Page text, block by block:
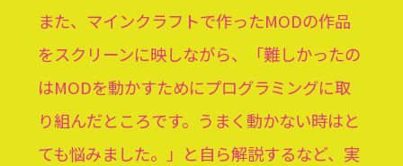
また、マインクラフトで作ったMODの作品
をスクリーンに映しながら、「難しかったの
はMODを動かすためにプログラミングに取
り組んだところです。うまく動かない時はと
ても悩みました。」と自ら解説するなど、実